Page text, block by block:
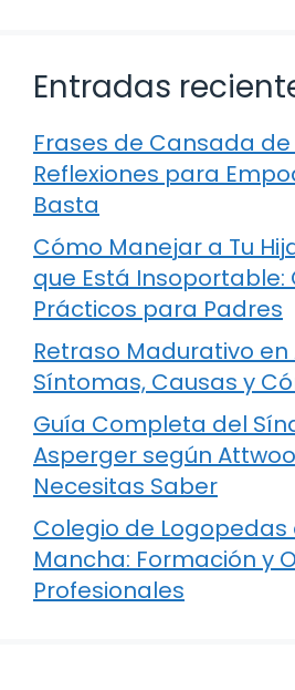
Entradas
Frases de Cansada de
Reflexiones para
Basta
Cómo Manejar a Tu
que Está Insoportable:
Prácticos para Padres
Retraso Madurativo en
Síntomas, Causas y
Guía Completa del
Asperger según
Necesitas Saber
Colegio de
Mancha: Formación y
Profesionales